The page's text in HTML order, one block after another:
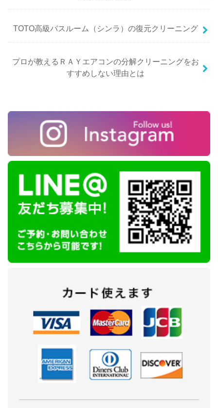
TOTO高級バスルーム（シンラ）の復元クリーニング
プロが教えるＲＡＹエアコンの分解クリーニングをお
すすめしない理由とは